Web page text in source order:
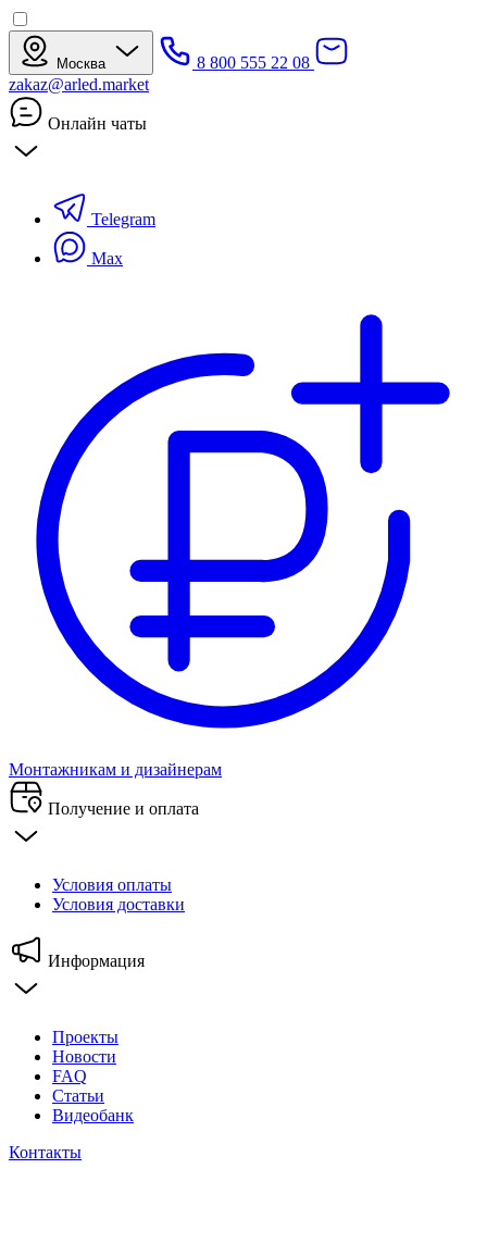
Москва
8 800 555 22 08
zakaz@arled.market
Онлайн чаты
Telegram
Max
Монтажникам и дизайнерам
Получение и оплата
Условия оплаты
Условия доставки
Информация
Проекты
Новости
FAQ
Статьи
Видеобанк
Контакты